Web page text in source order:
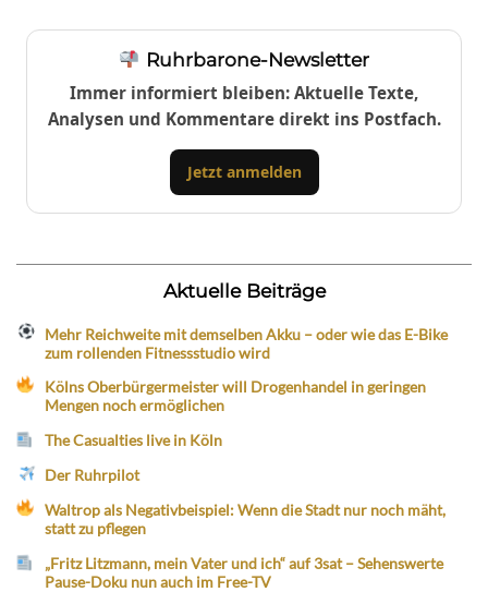
Ruhrbarone-Newsletter
Immer informiert bleiben: Aktuelle Texte,
Analysen und Kommentare direkt ins Postfach.
Jetzt anmelden
Aktuelle Beiträge
Mehr Reichweite mit demselben Akku – oder wie das E-Bike
zum rollenden Fitnessstudio wird
Kölns Oberbürgermeister will Drogenhandel in geringen
Mengen noch ermöglichen
The Casualties live in Köln
Der Ruhrpilot
Waltrop als Negativbeispiel: Wenn die Stadt nur noch mäht,
statt zu pflegen
„Fritz Litzmann, mein Vater und ich“ auf 3sat – Sehenswerte
Pause-Doku nun auch im Free-TV